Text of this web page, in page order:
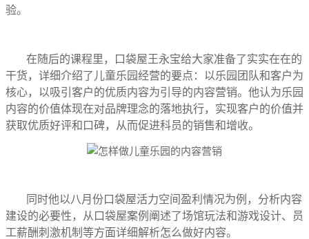
验。
在随后的课程里，口袋屋王永宝给大家准备了实实在在的
干货，详细介绍了儿童乐园经营的要点：以乐园团队和客户为
核心，以吸引客户的优质内容为引导的内容营销。他认为乐园
内容的价值体现在对品牌理念的落地执行，实现客户的价值并
获取优质好评和口碑，从而促进科员的销售和增收。
同时他以八月份口袋屋活力空间盈利情况为例，分析内容
建设的必要性，从口袋屋案例阐述了场馆玩法和游戏设计、员
工薪酬刺激机制等方面详细解析怎么做好内容。